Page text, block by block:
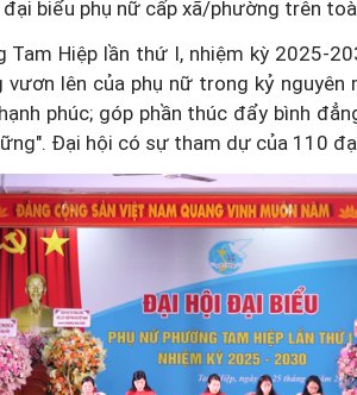
biểu phụ nữ cấp xã/phường trên
Hiệp lần thứ I, nhiệm kỳ 2025-
lên của phụ nữ trong kỷ
phúc; góp phần thúc đẩy bình
Đại hội có sự tham dự của 110